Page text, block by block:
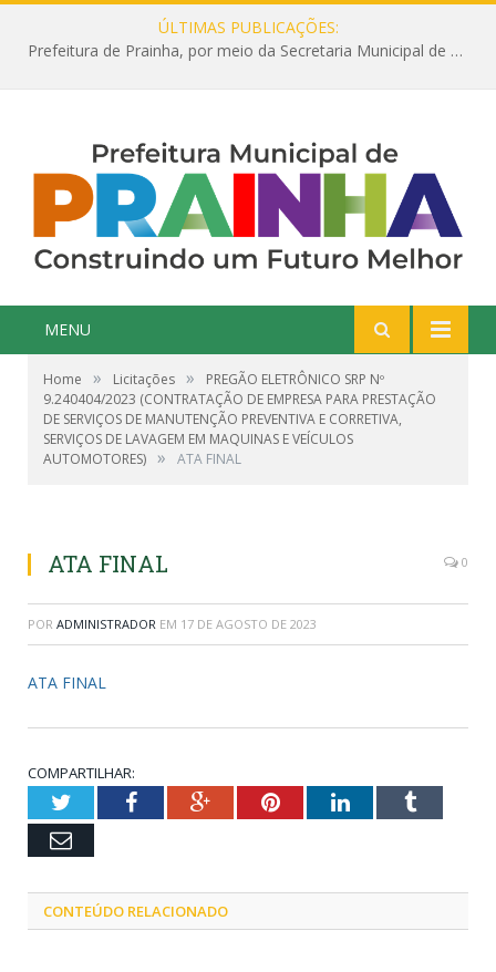
ÚLTIMAS PUBLICAÇÕES:
Prefeitura de Prainha, por meio da Secretaria Municipal de Educação, abre 354 vagas na área da Educação para 2025 com processo seletivo simplificado
MENU
Home » Licitações »
PREGÃO ELETRÔNICO SRP Nº
9.240404/2023 (CONTRATAÇÃO DE EMPRESA PARA PRESTAÇÃO
DE SERVIÇOS DE MANUTENÇÃO PREVENTIVA E CORRETIVA,
SERVIÇOS DE LAVAGEM EM MAQUINAS E VEÍCULOS
AUTOMOTORES) » ATA FINAL
ATA FINAL 0
POR ADMINISTRADOR EM 17 DE AGOSTO DE 2023
ATA FINAL
COMPARTILHAR:
TwitterFacebookGoogle+PinterestLinkedInTumblr
Email
CONTEÚDO RELACIONADO